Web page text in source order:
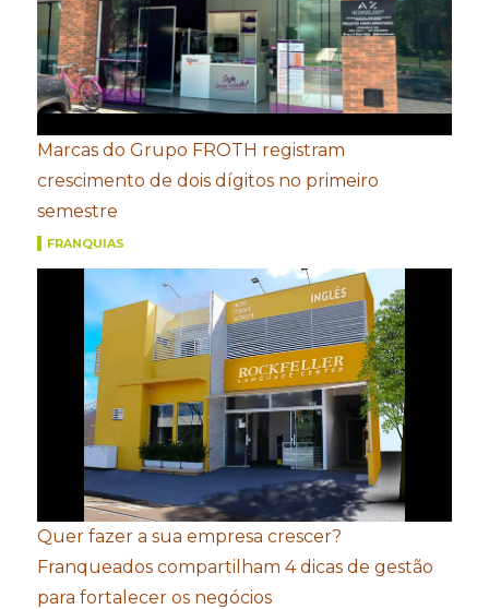
Marcas do Grupo FROTH registram
crescimento de dois dígitos no primeiro
semestre
FRANQUIAS
Quer fazer a sua empresa crescer?
Franqueados compartilham 4 dicas de gestão
para fortalecer os negócios